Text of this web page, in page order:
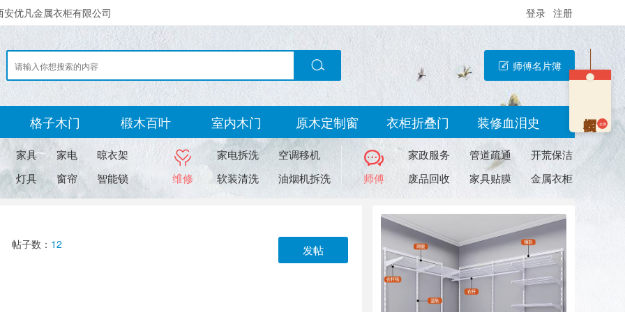
安优凡金属衣柜有限公司 登录 注册
师傅名片簿
格子木门 椴木百叶 室内木门 原木定制窗 衣柜折叠门 装修血泪史
家具 家电
晾衣架
灯具
窗帘 智能锁 维修
家电拆洗
空调移机
软装清洗
油烟机拆洗 师傅
家政服务 管道疏通
开荒保洁
废品回收
家具贴膜 金属衣柜
金属
帖子数： 12 发帖